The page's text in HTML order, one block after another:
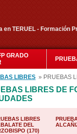
en TERUEL - Formación
GRADO
LIBRES » PRUEBAS
LIBRES DE
LIBRES
DEL
(170)